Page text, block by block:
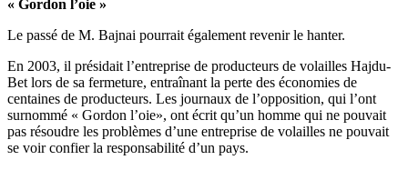
« Gordon l’oie »
Le passé de M. Bajnai pourrait également revenir le hanter.
En 2003, il présidait l’entreprise de producteurs de volailles Hajdu-
Bet lors de sa fermeture, entraînant la perte des économies de
centaines de producteurs. Les journaux de l’opposition, qui l’ont
surnommé « Gordon l’oie», ont écrit qu’un homme qui ne pouvait
pas résoudre les problèmes d’une entreprise de volailles ne pouvait
se voir confier la responsabilité d’un pays.